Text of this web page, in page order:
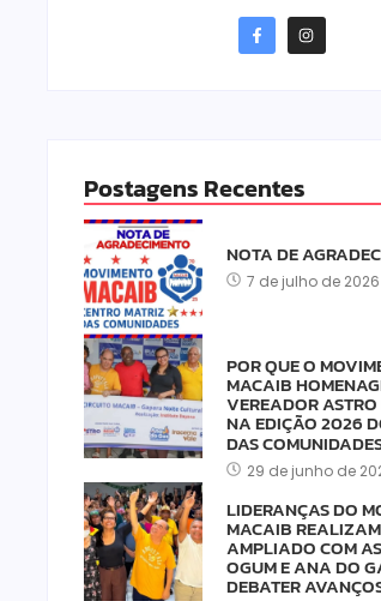
Postagens Recentes
NOTA DE
7 de julho de 2026
POR QUE O
MACAIB
VEREADOR
NA EDIÇÃO 2026
DAS
29 de junho de
LIDERANÇAS DO
MACAIB
AMPLIADO COM
OGUM E ANA DO
DEBATER